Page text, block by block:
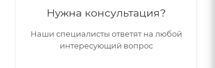
Нужна консультация?
Наши специалисты ответят на любой
интересующий вопрос